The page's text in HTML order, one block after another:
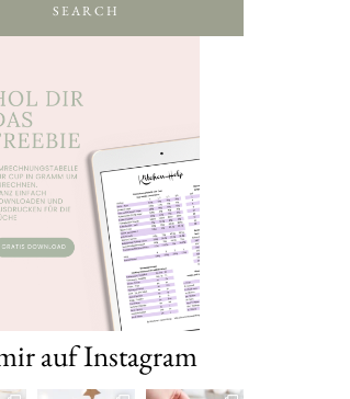
SEARCH
auf Instagram